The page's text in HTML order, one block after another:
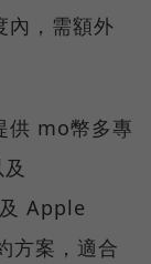
內，需額外
供 mo幣多專
Apple
方案，適合